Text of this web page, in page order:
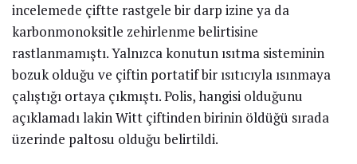
incelemede çiftte rastgele bir darp izine ya da
karbonmonoksitle zehirlenme belirtisine
rastlanmamıştı. Yalnızca konutun ısıtma sisteminin
bozuk olduğu ve çiftin portatif bir ısıtıcıyla ısınmaya
çalıştığı ortaya çıkmıştı. Polis, hangisi olduğunu
açıklamadı lakin Witt çiftinden birinin öldüğü sırada
üzerinde paltosu olduğu belirtildi.